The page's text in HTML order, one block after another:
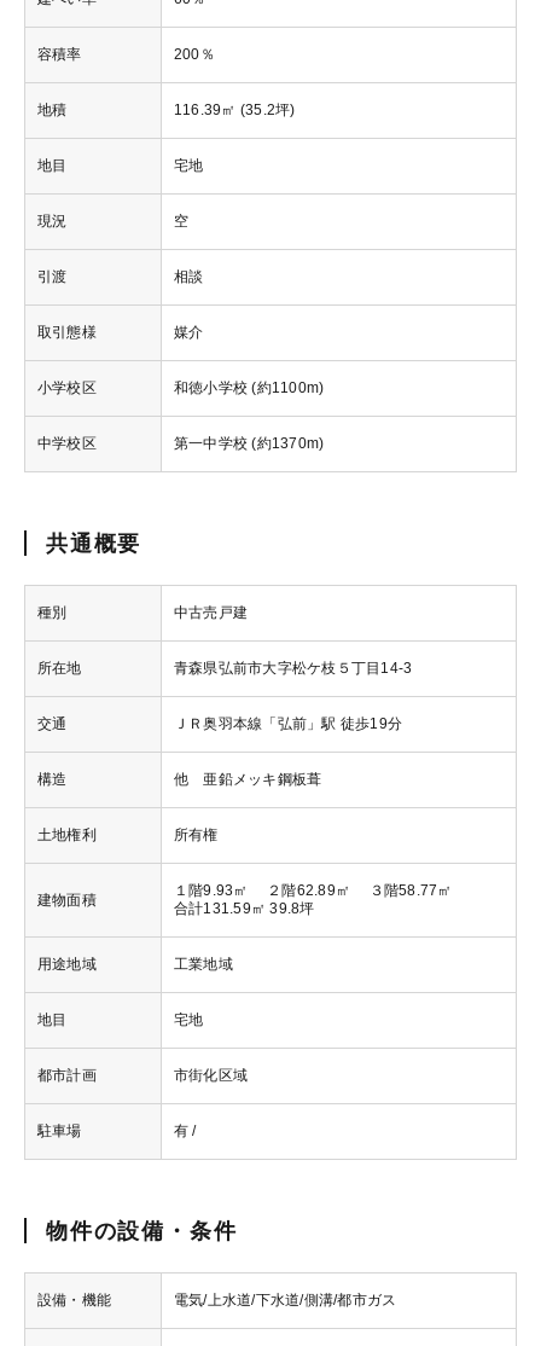
容積率 200％
地積 116.39㎡ (35.2坪)
地目 宅地
現況 空
引渡 相談
取引態様 媒介
小学校区 和徳小学校 (約1100m)
中学校区 第一中学校 (約1370m)
共通概要
種別 中古売戸建
所在地 青森県弘前市大字松ケ枝５丁目14-3
交通 ＪＲ奥羽本線「弘前」駅 徒歩19分
構造 他 亜鉛メッキ鋼板葺
土地権利 所有権
建物面積
１階9.93㎡ ２階62.89㎡ ３階58.77㎡
合計131.59㎡ 39.8坪
用途地域 工業地域
地目 宅地
都市計画 市街化区域
駐車場 有 /
物件の設備・条件
設備・機能 電気/上水道/下水道/側溝/都市ガス